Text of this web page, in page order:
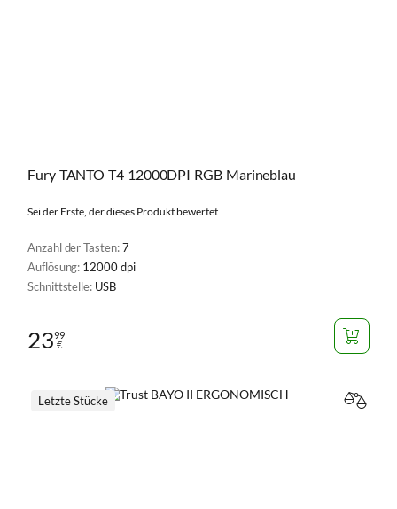
Fury TANTO T4 12000DPI RGB Marineblau
Sei der Erste, der dieses Produkt bewertet
Anzahl der Tasten:7
Auflösung: 12000 dpi
Schnittstelle: USB
2399
€
Letzte Stücke